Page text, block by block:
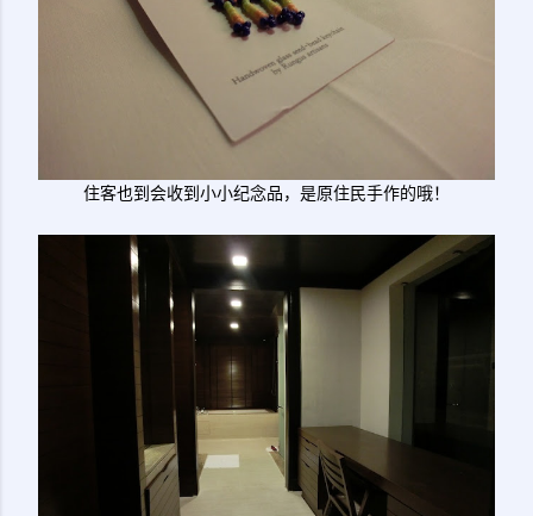
住客也到会收到小小纪念品，是原住民手作的哦！